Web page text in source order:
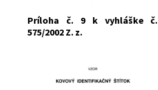
Príloha č. 9 k vyhláške č.
575/2002 Z. z.